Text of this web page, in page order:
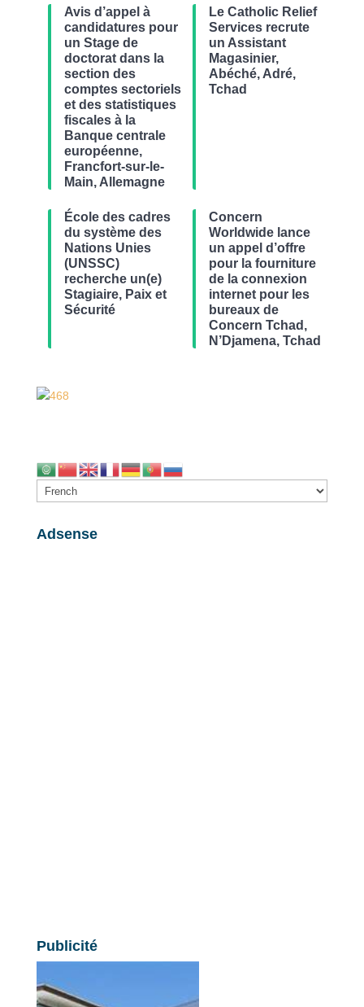
Avis d’appel à
candidatures pour
un Stage de
doctorat dans la
section des
comptes sectoriels
et des statistiques
fiscales à la
Banque centrale
européenne,
Francfort-sur-le-
Main, Allemagne
Le Catholic Relief
Services recrute
un Assistant
Magasinier,
Abéché, Adré,
Tchad
École des cadres
du système des
Nations Unies
(UNSSC)
recherche un(e)
Stagiaire, Paix et
Sécurité
Concern
Worldwide lance
un appel d’offre
pour la fourniture
de la connexion
internet pour les
bureaux de
Concern Tchad,
N’Djamena, Tchad
Adsense
Publicité